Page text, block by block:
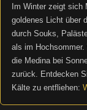
Im Winter zeigt sich
goldenes Licht über
durch Souks,
als im
die Medina bei
zurück. Entdecken
Kälte zu entfliehen: